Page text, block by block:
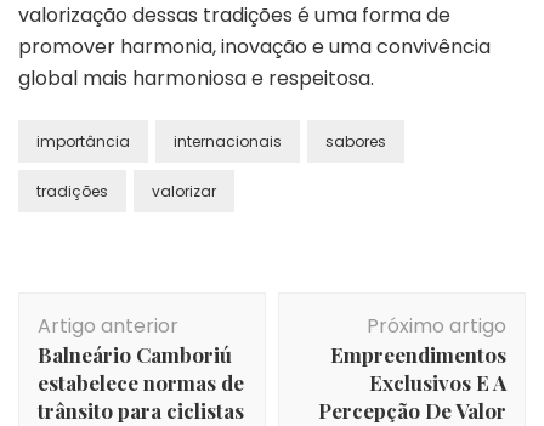
valorização dessas tradições é uma forma de
promover harmonia, inovação e uma convivência
global mais harmoniosa e respeitosa.
importância internacionais sabores
tradições valorizar
de
post
Artigo anterior
Balneário Camboriú
estabelece normas de
trânsito para ciclistas
Próximo artigo
Empreendimentos
Exclusivos E A
Percepção De Valor